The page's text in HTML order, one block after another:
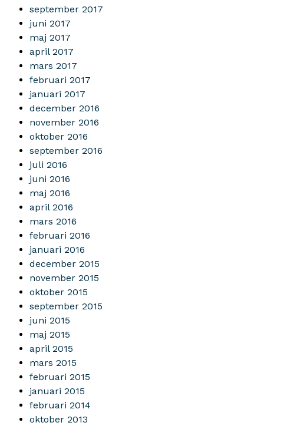
september 2017
juni 2017
maj 2017
april 2017
mars 2017
februari 2017
januari 2017
december 2016
november 2016
oktober 2016
september 2016
juli 2016
juni 2016
maj 2016
april 2016
mars 2016
februari 2016
januari 2016
december 2015
november 2015
oktober 2015
september 2015
juni 2015
maj 2015
april 2015
mars 2015
februari 2015
januari 2015
februari 2014
oktober 2013